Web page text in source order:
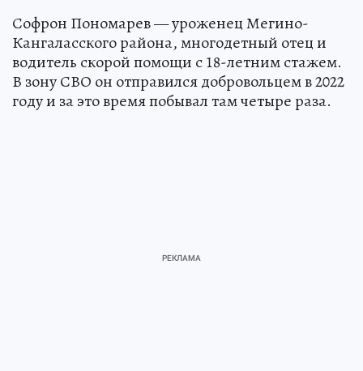
Софрон Пономарев — уроженец Мегино-
Кангаласского района, многодетный отец и
водитель скорой помощи с 18-летним стажем.
В зону СВО он отправился добровольцем в 2022
году и за это время побывал там четыре раза.